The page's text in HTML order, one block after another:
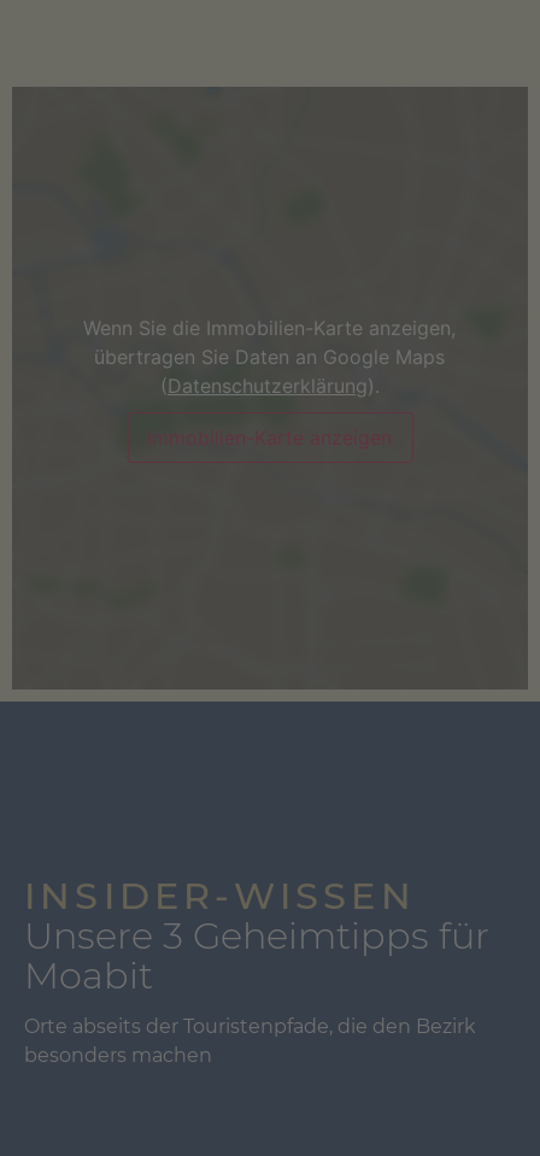
Wenn Sie die Immobilien-Karte anzeigen,
übertragen Sie Daten an Google Maps
(Datenschutzerklärung).
Immobilien-Karte anzeigen
INSIDER-WISSEN
Unsere 3 Geheimtipps für
Moabit
Orte abseits der Touristenpfade, die den Bezirk
besonders machen